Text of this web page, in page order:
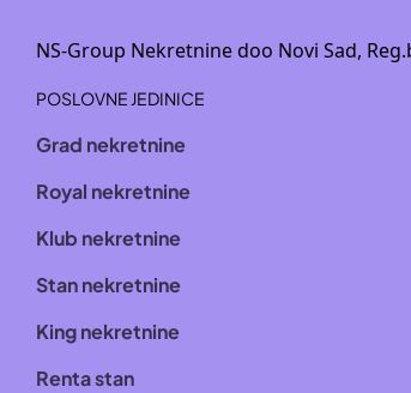
NS-Group Nekretnine doo Novi Sad,
POSLOVNE JEDINICE
Grad nekretnine
Royal nekretnine
Klub nekretnine
Stan nekretnine
King nekretnine
Renta stan